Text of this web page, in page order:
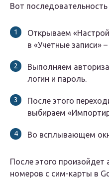
Вот последовательность
Открываем
в «Учетные записи»
Выполняем
логин и пароль.
После этого
выбираем
Во всплывающем
После этого произойдет
номеров с сим-карты в